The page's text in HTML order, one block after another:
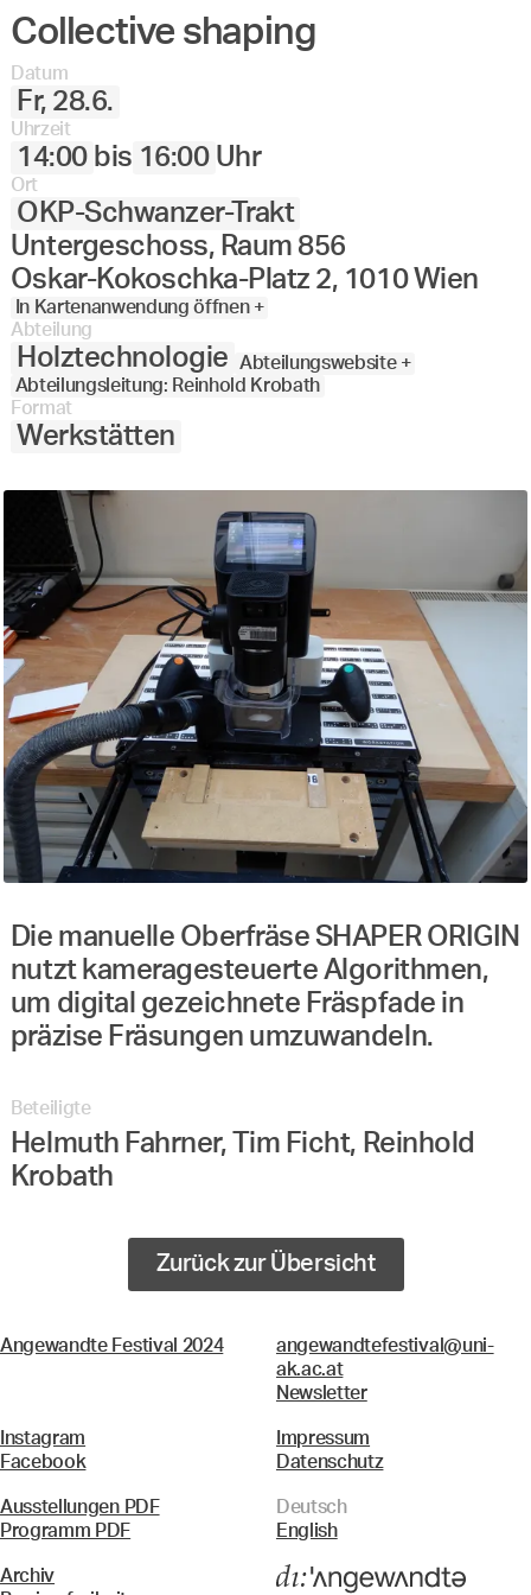
Collective shaping
Datum
Fr, 28.6.
Uhrzeit
14:00 bis 16:00 Uhr
Ort
OKP-Schwanzer-Trakt
Untergeschoss, Raum 856
Oskar-Kokoschka-Platz 2, 1010 Wien
In Kartenanwendung öffnen +
Abteilung
Holztechnologie
Abteilungswebsite +
Abteilungsleitung: Reinhold Krobath
Format
Werkstätten
Die manuelle Oberfräse SHAPER ORIGIN
nutzt kameragesteuerte Algorithmen,
um digital gezeichnete Fräspfade in
präzise Fräsungen umzuwandeln.
Beteiligte
Helmuth Fahrner, Tim Ficht, Reinhold
Krobath
Zurück zur Übersicht
Angewandte Festival 2024
angewandtefestival@uni-
ak.ac.at
Newsletter
Instagram
Facebook
Impressum
Datenschutz
Ausstellungen PDF
Programm PDF
Deutsch
English
Archiv